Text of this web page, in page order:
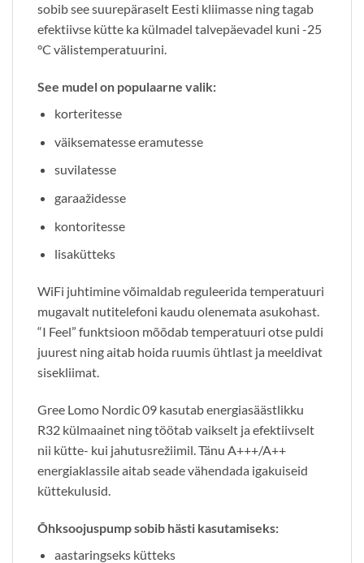
sobib see suurepäraselt Eesti kliimasse ning tagab
efektiivse kütte ka külmadel talvepäevadel kuni -25
°C välistemperatuurini.
See mudel on populaarne valik:
korteritesse
väiksematesse eramutesse
suvilatesse
garaažidesse
kontoritesse
lisakütteks
WiFi juhtimine võimaldab reguleerida temperatuuri
mugavalt nutitelefoni kaudu olenemata asukohast.
“I Feel” funktsioon mõõdab temperatuuri otse puldi
juurest ning aitab hoida ruumis ühtlast ja meeldivat
sisekliimat.
Gree Lomo Nordic 09 kasutab energiasäästlikku
R32 külmaainet ning töötab vaikselt ja efektiivselt
nii kütte- kui jahutusrežiimil. Tänu A+++/A++
energiaklassile aitab seade vähendada igakuiseid
küttekulusid.
Õhksoojuspump sobib hästi kasutamiseks:
aastaringseks kütteks